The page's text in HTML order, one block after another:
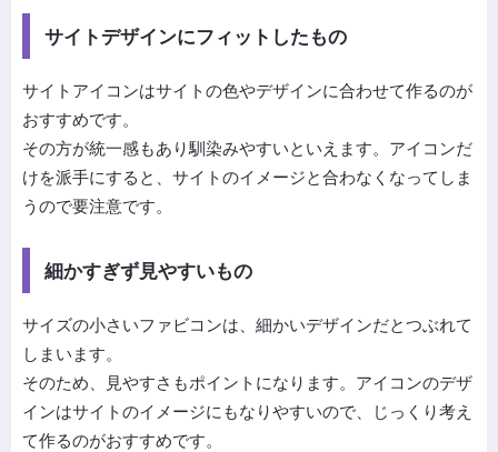
サイトデザインにフィットしたもの
サイトアイコンはサイトの色やデザインに合わせて作るのが
おすすめです。
その方が統一感もあり馴染みやすいといえます。アイコンだ
けを派手にすると、サイトのイメージと合わなくなってしま
うので要注意です。
細かすぎず見やすいもの
サイズの小さいファビコンは、細かいデザインだとつぶれて
しまいます。
そのため、見やすさもポイントになります。アイコンのデザ
インはサイトのイメージにもなりやすいので、じっくり考え
て作るのがおすすめです。